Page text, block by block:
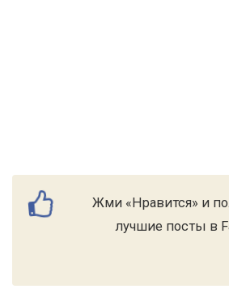
Жми «Нравится» и
лучшие посты в